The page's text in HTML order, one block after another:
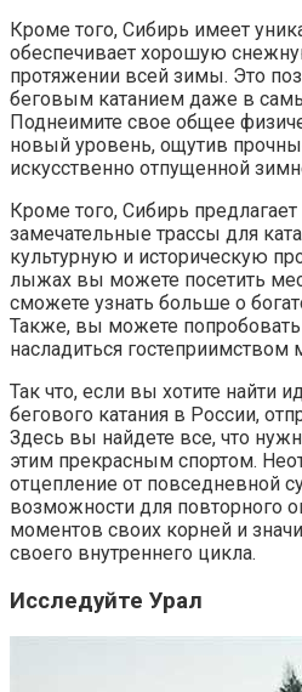
Кроме того, Сибирь имеет
обеспечивает хорошую
протяжении всей зимы. Это
беговым катанием даже в
Поднеимите свое общее
новый уровень, ощутив
искусственно отпущенной
Кроме того, Сибирь предлагает
замечательные трассы для
культурную и историческую
лыжах вы можете посетить
сможете узнать больше о
Также, вы можете
насладиться гостеприимством
Так что, если вы хотите найти
бегового катания в России,
Здесь вы найдете все, что
этим прекрасным спортом.
отцепление от повседневной
возможности для повторного
моментов своих корней и
своего внутреннего цикла.
Исследуйте Урал